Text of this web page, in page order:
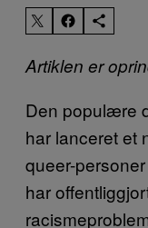
Artiklen er
Den populære
har lanceret et
queer-
har